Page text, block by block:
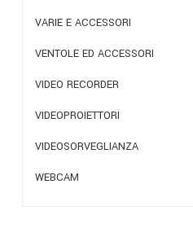
VARIE E ACCESSORI
VENTOLE ED ACCESSORI
VIDEO RECORDER
VIDEOPROIETTORI
VIDEOSORVEGLIANZA
WEBCAM